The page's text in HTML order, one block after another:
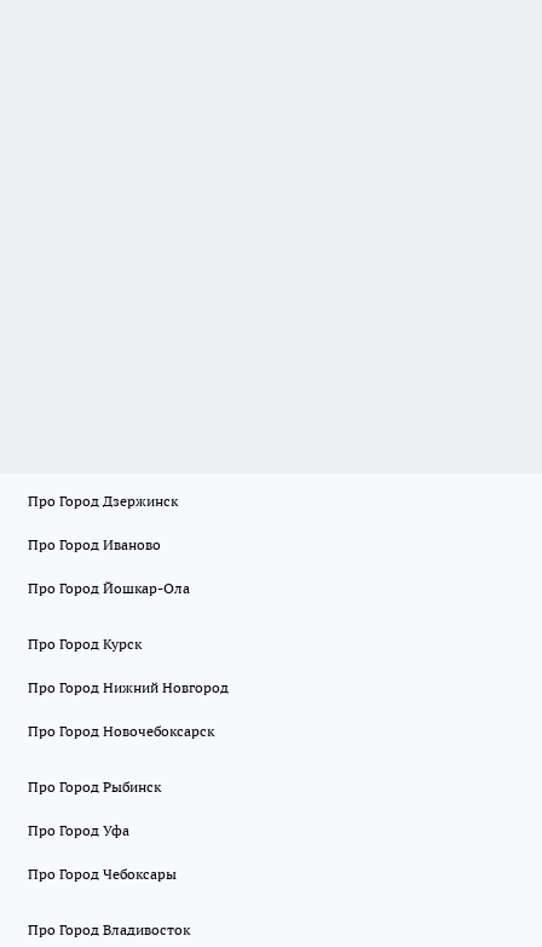
Про Город Дзержинск
Про Город Иваново
Про Город Йошкар-Ола
Про Город Курск
Про Город Нижний Новгород
Про Город Новочебоксарск
Про Город Рыбинск
Про Город Уфа
Про Город Чебоксары
Про Город Владивосток